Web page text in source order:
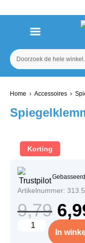
Home › Accessoires ›
Korting
Artikelnummer:
9,79
In